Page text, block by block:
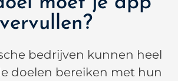
vervullen?
bedrijven kunnen heel
doelen bereiken met hun